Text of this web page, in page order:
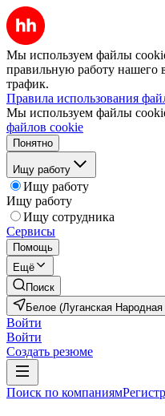
Мы используем файлы
правильную работу нашего
трафик.
Правила использования
Мы используем файлы
файлов cookie
Понятно
Ищу работу
Ищу работу
Ищу работу
Ищу сотрудника
Сервисы
Помощь
Ещё
Поиск
Белое (Луганская Народная
Войти
Войти
Создать резюме
Поиск по компаниям